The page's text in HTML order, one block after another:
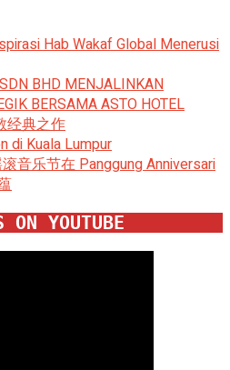
Hab Wakaf Global Menerusi
BHD MENJALINKAN
BERSAMA ASTO HOTEL
经典之作
di Kuala Lumpur
音乐节在 Panggung Anniversari
ON YOUTUBE